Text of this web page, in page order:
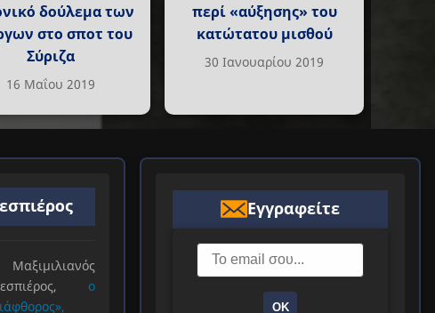
δούλεμα των
στο σποτ του
Σύριζα
16 Μαΐου 2019
περί «αύξησης» του
κατώτατου μισθού
30 Ιανουαρίου 2019
ο
Εγγραφείτε
ΟΚ